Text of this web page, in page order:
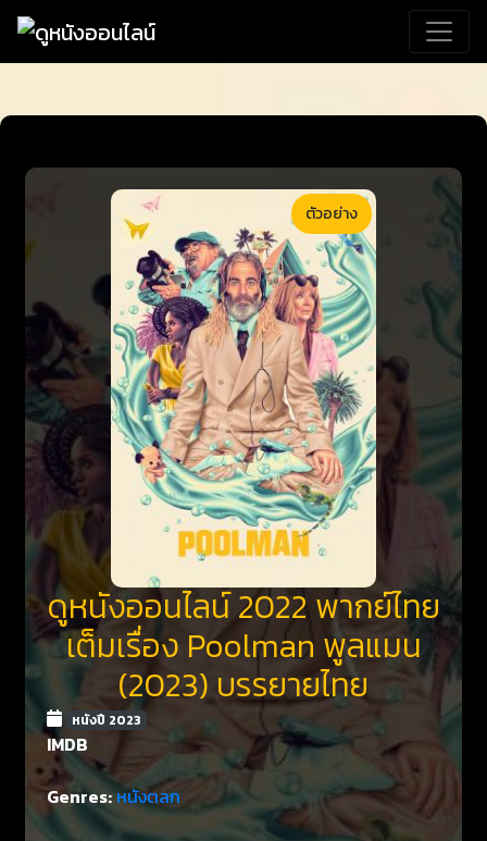
ตัวอย่าง
ดูหนังออนไลน์ 2022 พากย์ไทย
เต็มเรื่อง Poolman พูลแมน
(2023) บรรยายไทย
หนังปี 2023
IMDB
Genres:หนังตลก